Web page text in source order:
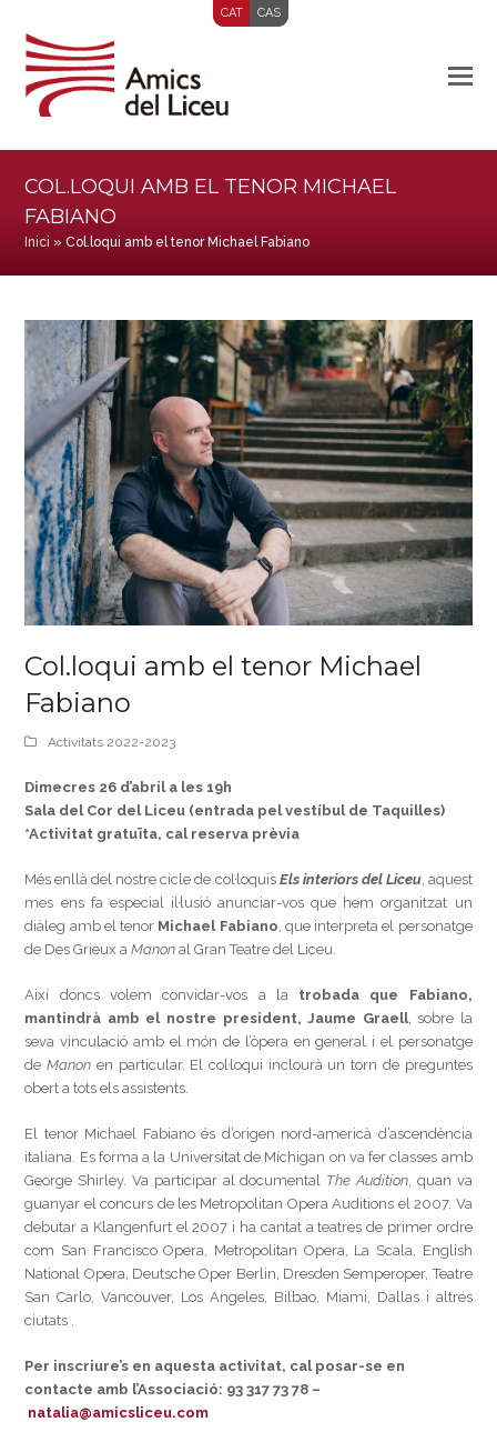
CAT CAS
COL.LOQUI AMB EL TENOR MICHAEL
FABIANO
Inici »Col.loqui amb el tenor Michael Fabiano
Col.loqui amb el tenor Michael
Fabiano
Activitats 2022-2023
Dimecres 26 d’abril a les 19h
Sala del Cor del Liceu (entrada pel vestíbul de Taquilles)
*Activitat gratuïta, cal reserva prèvia
Més enllà del nostre cicle de col·loquis Els interiors del Liceu, aquest
mes ens fa especial il·lusió anunciar-vos que hem organitzat un
diàleg amb el tenor Michael Fabiano, que interpreta el personatge
de Des Grieux aManon al Gran Teatre del Liceu.
Així doncs volem convidar-vos a latrobada que Fabiano,
mantindrà amb el nostre president, Jaume Graell, sobre la
seva vinculació amb el món de l’òpera en general i el personatge
deManon en particular. El col·loqui inclourà un torn de preguntes
obert a tots els assistents.
El tenor Michael Fabiano és d’origen nord-americà d’ascendència
italiana. Es forma a la Universitat de Míchigan on va fer classes amb
George Shirley. Va participar al documental The Audition, quan va
guanyar el concurs de les Metropolitan Opera Auditions el 2007. Va
debutar a Klangenfurt el 2007 i ha cantat a teatres de primer ordre
com San Francisco Opera, Metropolitan Opera, La Scala, English
National Opera, Deutsche Oper Berlin, Dresden Semperoper, Teatre
San Carlo, Vancouver, Los Angeles, Bilbao, Miami, Dallas i altres
ciutats .
Per inscriure’s en aquesta activitat, cal posar-se en
contacte amb l’Associació: 93 317 73 78 –
natalia@amicsliceu.com